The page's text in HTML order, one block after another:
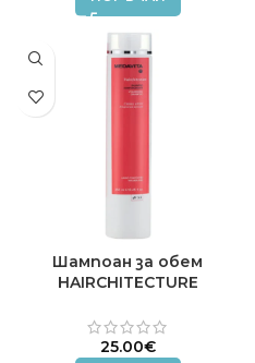
Шампоан за обем
HAIRCHITECTURE
25.00€